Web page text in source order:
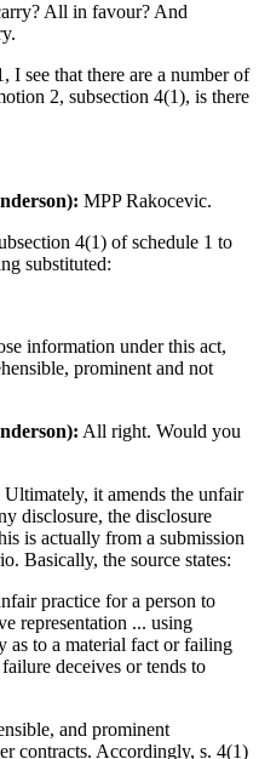
All in favour? And
I see that there are a number of
2, subsection 4(1), is there
MPP Rakocevic.
4(1) of schedule 1 to
substituted:
information under this act,
prominent and not
All right. Would you
it amends the unfair
disclosure, the disclosure
is actually from a submission
Basically, the source states:
practice for a person to
representation ... using
as to a material fact or failing
deceives or tends to
and prominent
contracts. Accordingly, s. 4(1)